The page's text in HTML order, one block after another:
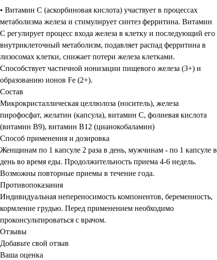
• Витамин С (аскорбиновая кислота) участвует в процессах
метаболизма железа и стимулирует синтез ферритина. Витамин
С регулирует процесс входа железа в клетку и последующий его
внутриклеточный метаболизм, подавляет распад ферритина в
лизосомах клетки, снижает потери железа клетками.
Способствует частичной ионизации пищевого железа (3+) и
образованию ионов Fe (2+).
Состав
Микрокристаллическая целлюлоза (носитель), железа
пирофосфат, желатин (капсула), витамин С, фолиевая кислота
(витамин В9), витамин В12 (цианокобаламин)
Способ применения и дозировка
Женщинам по 1 капсуле 2 раза в день, мужчинам - по 1 капсуле в
день во время еды. Продолжительность приема 4-6 недель.
Возможны повторные приемы в течение года.
Противопоказания
Индивидуальная непереносимость компонентов, беременность,
кормление грудью. Перед применением необходимо
проконсультироваться с врачом.
Отзывы
Добавьте свой отзыв
Ваша оценка